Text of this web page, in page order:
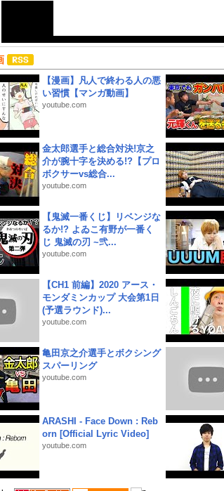
【漫画】凡人で終わる人の悪
い習慣【マンガ動画】
youtube.com
金太郎選手と総合対決!京之
介が腕十字を決める!?【プロ
ボクサーvs総合...
youtube.com
【鬼滅一番くじ】リベンジな
るか!? よゐこ有野が一番く
じ 鬼滅の刃 ~弐...
youtube.com
【CH1 前編】2020 アース・
モンダミンカップ 大会第1日
(予選ラウンド)...
youtube.com
亀田京之介選手とボクシング
スパーリング
youtube.com
ARASHI - Face Down : Reb
orn [Official Lyric Video]
youtube.com